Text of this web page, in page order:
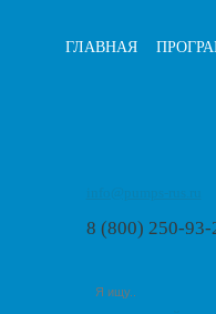
ГЛАВНАЯ
8 (800) 250-